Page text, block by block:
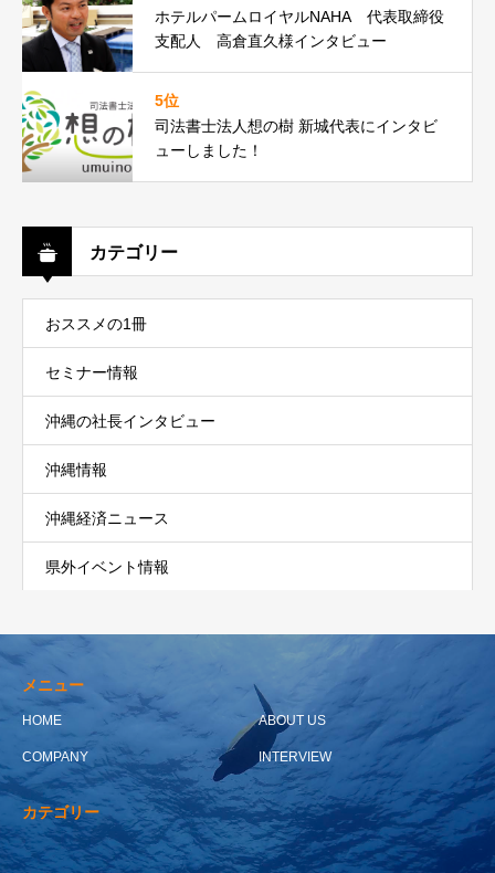
ホテルパームロイヤルNAHA 代表取締役
支配人 高倉直久様インタビュー
5位
司法書士法人想の樹 新城代表にインタビ
ューしました！
カテゴリー
おススメの1冊
セミナー情報
沖縄の社長インタビュー
沖縄情報
沖縄経済ニュース
県外イベント情報
メニュー
HOME ABOUT US
COMPANY INTERVIEW
カテゴリー